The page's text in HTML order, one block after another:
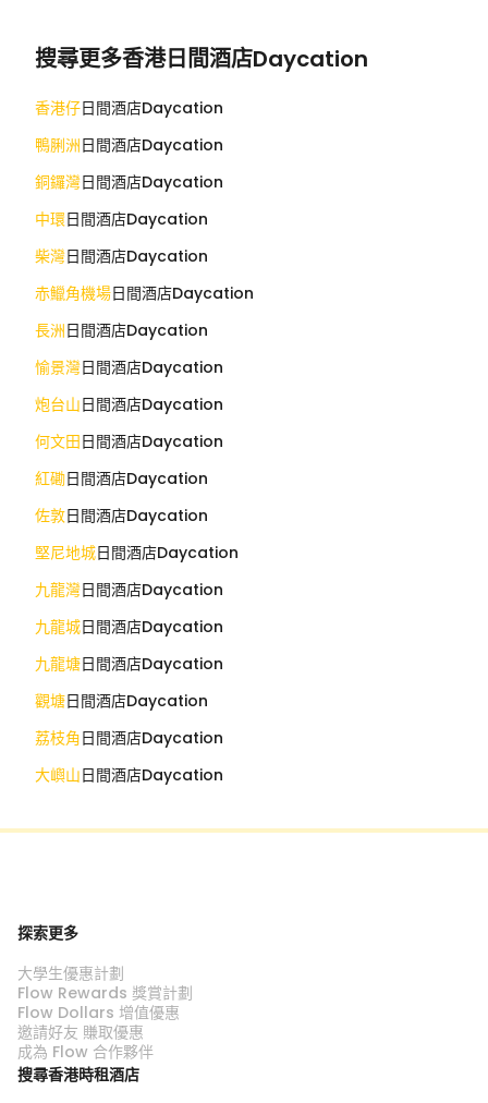
搜尋更多香港日間酒店Daycation
香港仔日間酒店Daycation
鴨脷洲日間酒店Daycation
銅鑼灣日間酒店Daycation
中環日間酒店Daycation
柴灣日間酒店Daycation
赤鱲角機場日間酒店Daycation
長洲日間酒店Daycation
愉景灣日間酒店Daycation
炮台山日間酒店Daycation
何文田日間酒店Daycation
紅磡日間酒店Daycation
佐敦日間酒店Daycation
堅尼地城日間酒店Daycation
九龍灣日間酒店Daycation
九龍城日間酒店Daycation
九龍塘日間酒店Daycation
觀塘日間酒店Daycation
荔枝角日間酒店Daycation
大嶼山日間酒店Daycation
探索更多
大學生優惠計劃
Flow Rewards 獎賞計劃
Flow Dollars 增值優惠
邀請好友 賺取優惠
成為 Flow 合作夥伴
搜尋香港時租酒店